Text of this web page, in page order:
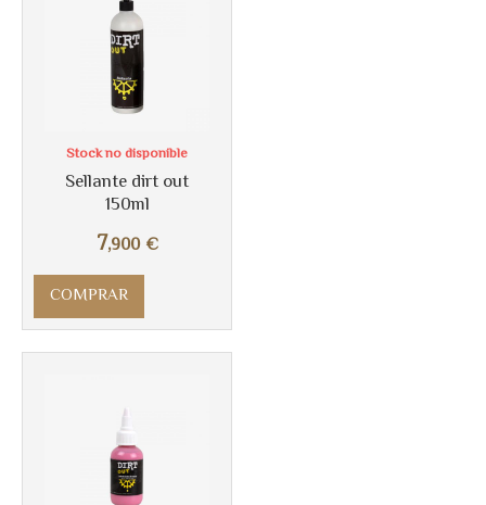
Sellante dirt out
150ml
7,900 €
Stock no disponible
COMPRAR